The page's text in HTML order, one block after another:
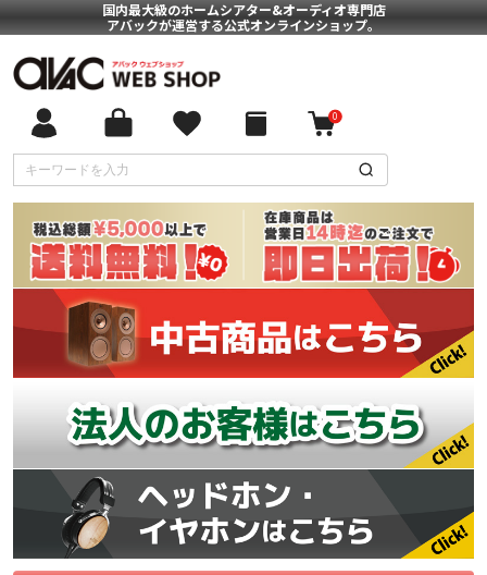
国内最大級のホームシアター&オーディオ専門店
アバックが運営する公式オンラインショップ。
0